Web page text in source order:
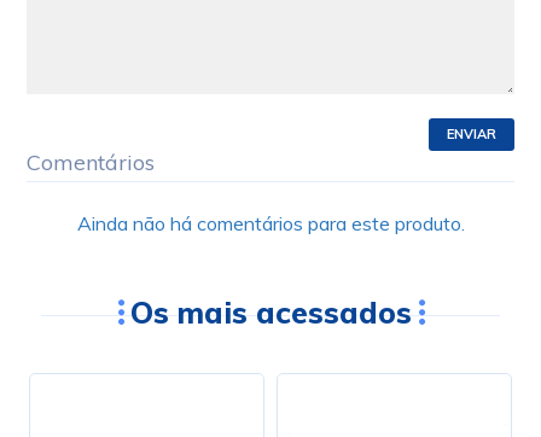
ENVIAR
Comentários
Ainda não há comentários para este produto.
Os mais acessados